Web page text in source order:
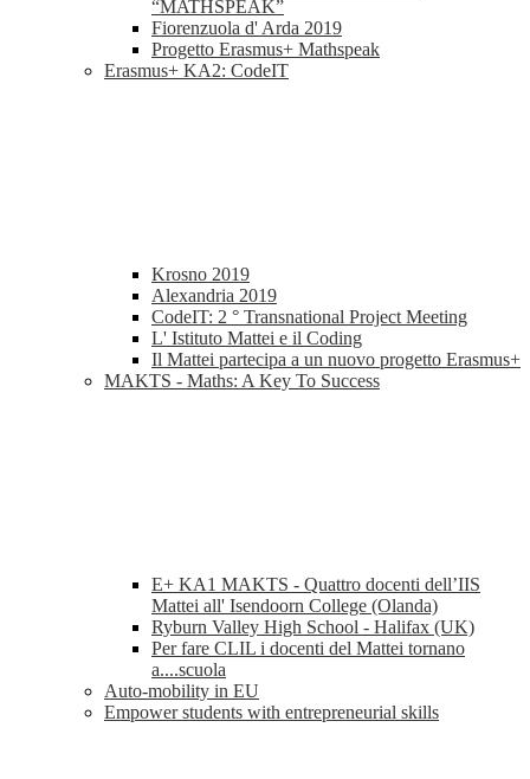
“MATHSPEAK”
Fiorenzuola d' Arda 2019
Progetto Erasmus+ Mathspeak
Erasmus+ KA2: CodeIT
Krosno 2019
Alexandria 2019
CodeIT: 2 ° Transnational Project Meeting
L' Istituto Mattei e il Coding
Il Mattei partecipa a un nuovo progetto Erasmus+
MAKTS - Maths: A Key To Success
E+ KA1 MAKTS - Quattro docenti dell’IIS
Mattei all' Isendoorn College (Olanda)
Ryburn Valley High School - Halifax (UK)
Per fare CLIL i docenti del Mattei tornano
a....scuola
Auto-mobility in EU
Empower students with entrepreneurial skills